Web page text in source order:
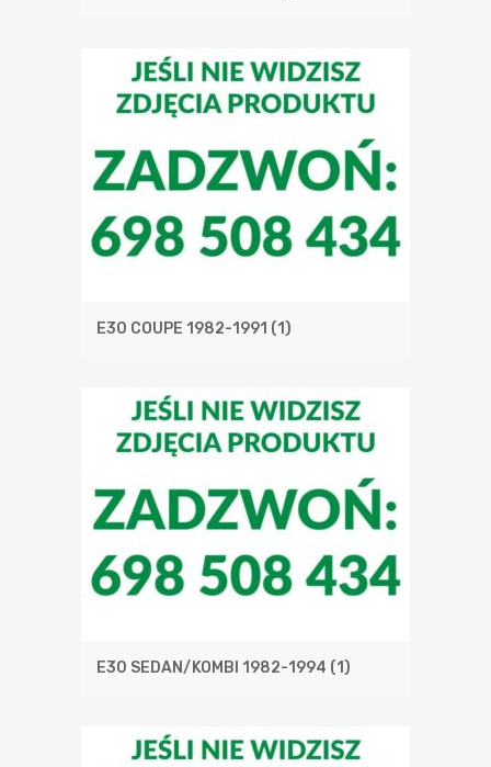
E30 COUPE 1982-1991 (1)
E30 SEDAN/KOMBI 1982-1994 (1)